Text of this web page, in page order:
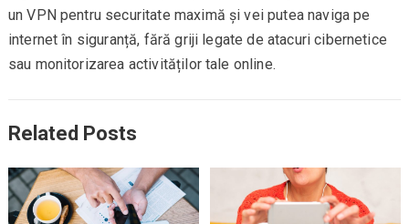
un VPN pentru securitate maximă și vei putea naviga pe
internet în siguranță, fără griji legate de atacuri cibernetice
sau monitorizarea activităților tale online.
Related Posts